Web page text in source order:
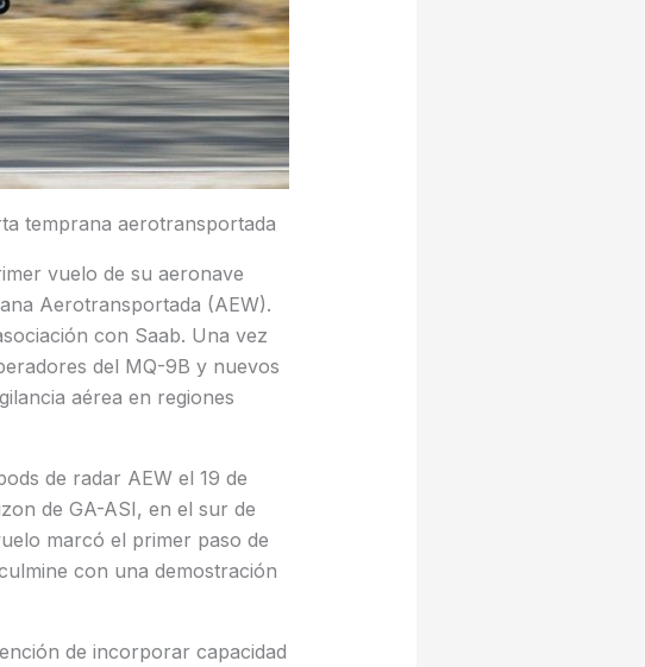
temprana aerotransportada
vuelo de su aeronave
Aerotransportada (AEW).
con Saab. Una vez
del MQ-9B y nuevos
aérea en regiones
de radar AEW el 19 de
de GA-ASI, en el sur de
marcó el primer paso de
con una demostración
de incorporar capacidad